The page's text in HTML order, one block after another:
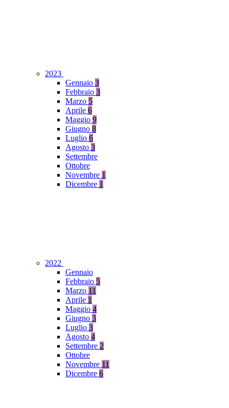
2023
Gennaio 3
Febbraio 3
Marzo 5
Aprile 6
Maggio 9
Giugno 8
Luglio 6
Agosto 3
Settembre
Ottobre
Novembre 1
Dicembre 1
2022
Gennaio
Febbraio 5
Marzo 11
Aprile 1
Maggio 4
Giugno 3
Luglio 3
Agosto 4
Settembre 2
Ottobre
Novembre 11
Dicembre 6